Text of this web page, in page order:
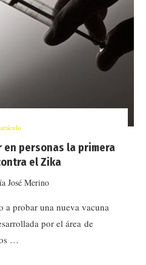
artículo
en personas la primera
el Zika
José Merino
a probar una nueva vacuna
por el área de
…